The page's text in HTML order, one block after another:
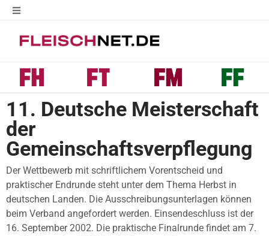
11. Deutsche Meisterschaft
der
Gemeinschaftsverpflegung
Der Wettbewerb mit schriftlichem Vorentscheid und
praktischer Endrunde steht unter dem Thema Herbst in
deutschen Landen. Die Ausschreibungsunterlagen können
beim Verband angefordert werden. Einsendeschluss ist der
16. September 2002. Die praktische Finalrunde findet am 7.